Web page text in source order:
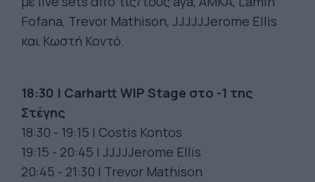
Fofana, Trevor Mathison, JJJJJJerome Ellis
και Κωστή Κοντό.
18:30 | Carhartt WIP Stage στο -1 της
Στέγης
18:30 - 19:15 | Costis Kontos
19:15 - 20:45 | JJJJJerome Ellis
20:45 - 21:30 | Trevor Mathison